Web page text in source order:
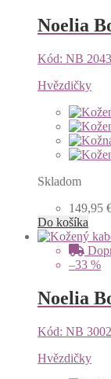
Noelia
Kód: NB
Hvězdičky
Skladom
149,95
Do košíka
–33 %
Noelia
Kód: NB
Hvězdičky